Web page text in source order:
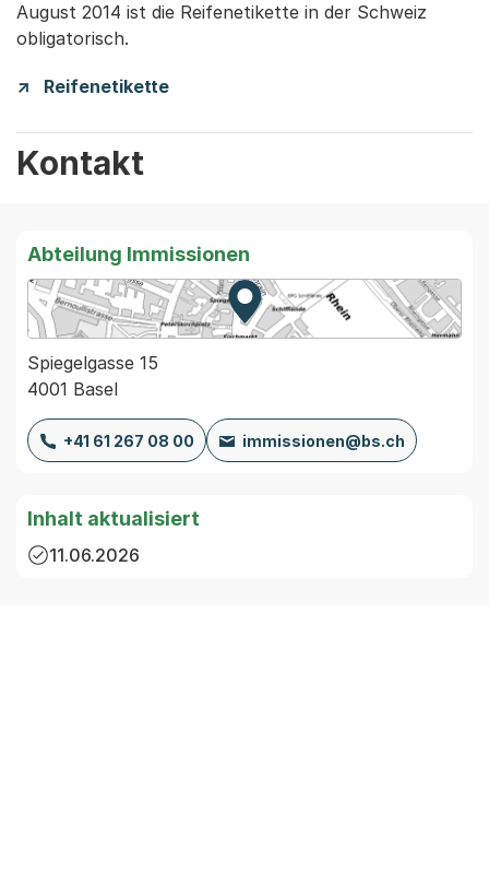
August 2014 ist die Reifenetikette in der Schweiz
obligatorisch.
Reifenetikette
Kontakt
Abteilung Immissionen
Zur Karte von MapBS.
Externer Link, wird in einem
Spiegelgasse 15
4001 Basel
+41 61 267 08 00 immissionen@bs.ch
Inhalt aktualisiert
11.06.2026